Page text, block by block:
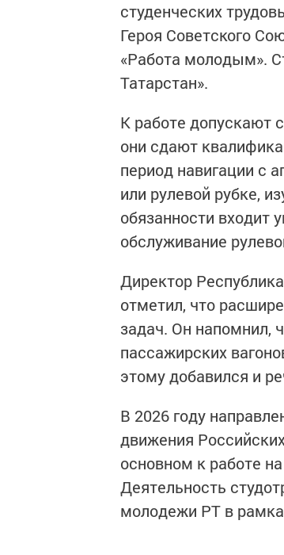
студенческих
Героя Советского
«Работа молодым».
Татарстан».
К работе допускают
они сдают
период навигации с
или рулевой рубке,
обязанности входит
обслуживание
Директор
отметил, что
задач. Он напомнил,
пассажирских
этому добавился и
В 2026 году
движения
основном к работе
Деятельность
молодежи РТ в